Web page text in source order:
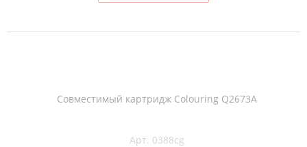
Совместимый картридж Colouring Q2673A
Арт. 0388cg